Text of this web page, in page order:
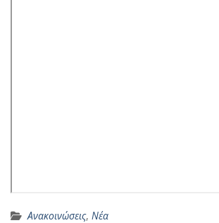
Ανακοινώσεις, Νέα